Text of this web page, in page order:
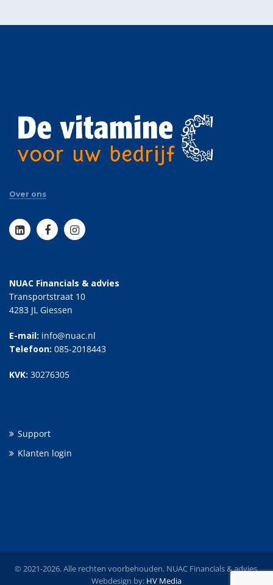
Over ons
NUAC Financials & advies
Transportstraat 10
4283 JL Giessen
E-mail: info@nuac.nl
Telefoon: 085-2018443
KVK: 30276305
Support
Klanten login
© 2021-2026. Alle rechten voorbehouden. NUAC Financials & advies.
Webdesign by: HV Media